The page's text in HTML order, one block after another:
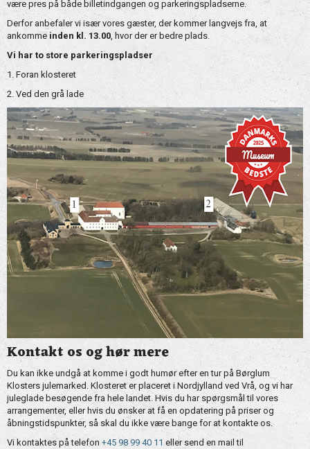
være pres på både billetindgangen og parkeringspladserne.
Derfor anbefaler vi især vores gæster, der kommer langvejs fra, at
ankomme inden kl. 13.00 , hvor der er bedre plads.
Vi har to store parkeringspladser
1. Foran klosteret
2. Ved den grå lade
Kontakt os og hør mere
Du kan ikke undgå at komme i godt humør efter en tur på Børglum
Klosters julemarked. Klosteret er placeret i Nordjylland ved Vrå, og vi har
juleglade besøgende fra hele landet. Hvis du har spørgsmål til vores
arrangementer, eller hvis du ønsker at få en opdatering på priser og
åbningstidspunkter, så skal du ikke være bange for at kontakte os.
Vi kontaktes på telefon +45 98 99 40 11 eller send en mail til